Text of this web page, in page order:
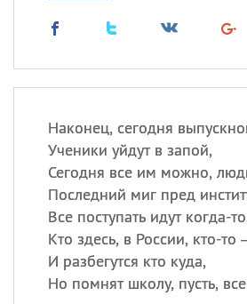
Наконец, сегодня
Ученики уйдут в запой,
Сегодня все им можно,
Последний миг пред
Все поступать идут когда-
Кто здесь, в России, кто-
И разбегутся кто куда,
Но помнят школу, пусть,